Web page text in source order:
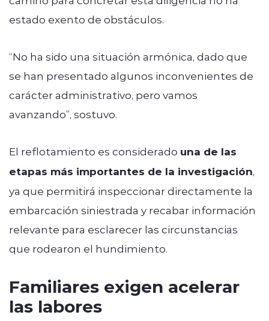
estado exento de obstáculos.
“No ha sido una situación armónica, dado que
se han presentado algunos inconvenientes de
carácter administrativo, pero vamos
avanzando”, sostuvo.
El reflotamiento es considerado una de las
etapas más importantes de la investigación,
ya que permitirá inspeccionar directamente la
embarcación siniestrada y recabar información
relevante para esclarecer las circunstancias
que rodearon el hundimiento.
Familiares exigen acelerar
las labores